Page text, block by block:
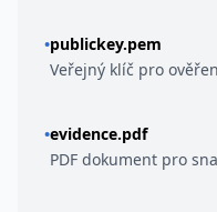
•publickey.pem
Veřejný klíč pro
•evidence.pdf
PDF dokument pro